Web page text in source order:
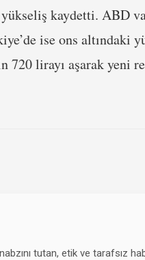
kaydetti. ABD
ise ons altındaki
720 lirayı aşarak yeni
tutan, etik ve tarafsız